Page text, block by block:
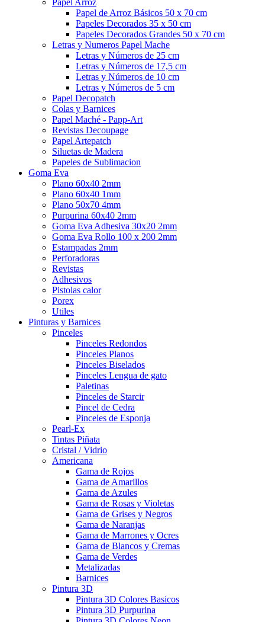
Papel Arroz
Papel de Arroz Básicos 50 x 70 cm
Papeles Decorados 35 x 50 cm
Papeles Decorados Grandes 50 x 70 cm
Letras y Numeros Papel Mache
Letras y Números de 25 cm
Letras y Números de 17,5 cm
Letras y Números de 10 cm
Letras y Números de 5 cm
Papel Decopatch
Colas y Barnices
Papel Maché - Papp-Art
Revistas Decoupage
Papel Artepatch
Siluetas de Madera
Papeles de Sublimacion
Goma Eva
Plano 60x40 2mm
Plano 60x40 1mm
Plano 50x70 4mm
Purpurina 60x40 2mm
Goma Eva Adhesiva 30x20 2mm
Goma Eva Rollo 100 x 200 2mm
Estampadas 2mm
Perforadoras
Revistas
Adhesivos
Pistolas calor
Porex
Utiles
Pinturas y Barnices
Pinceles
Pinceles Redondos
Pinceles Planos
Pinceles Biselados
Pinceles Lengua de gato
Paletinas
Pinceles de Starcir
Pincel de Cedra
Pinceles de Esponja
Pearl-Ex
Tintas Piñata
Cristal / Vidrio
Americana
Gama de Rojos
Gama de Amarillos
Gama de Azules
Gama de Rosas y Violetas
Gama de Grises y Negros
Gama de Naranjas
Gama de Marrones y Ocres
Gama de Blancos y Cremas
Gama de Verdes
Metalizadas
Barnices
Pintura 3D
Pintura 3D Colores Basicos
Pintura 3D Purpurina